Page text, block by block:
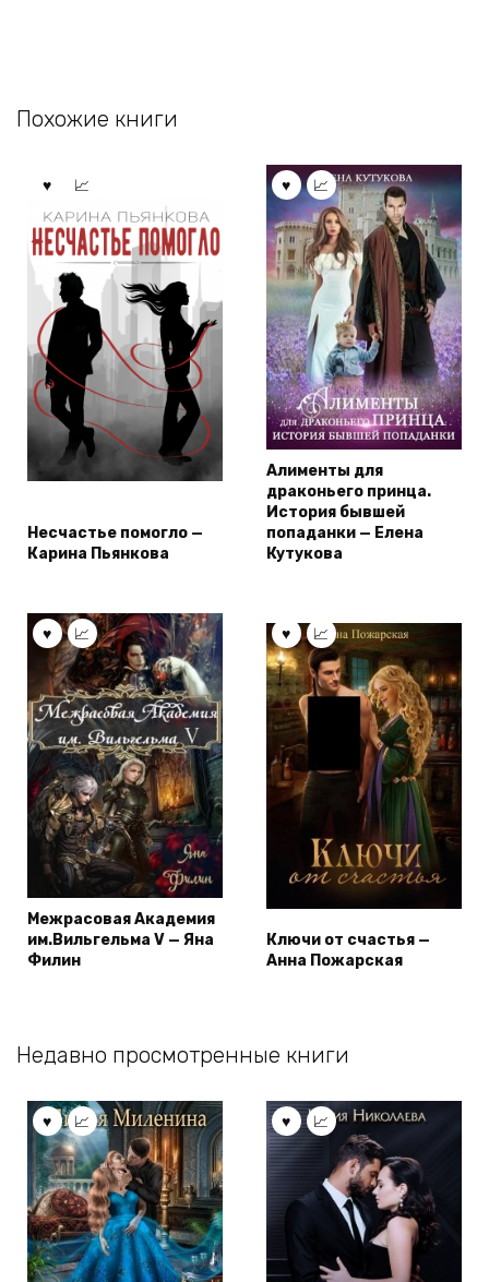
Похожие книги
Несчастье помогло —
Карина Пьянкова
Алименты для
драконьего принца.
История бывшей
попаданки — Елена
Кутукова
Межрасовая Академия
им.Вильгельма V — Яна
Филин
Ключи от счастья —
Анна Пожарская
Недавно просмотренные книги